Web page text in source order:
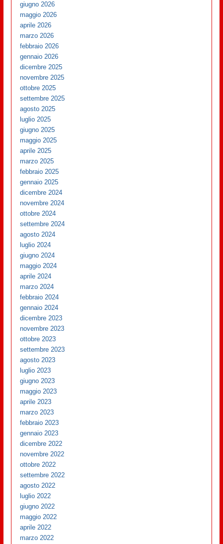
giugno 2026
maggio 2026
aprile 2026
marzo 2026
febbraio 2026
gennaio 2026
dicembre 2025
novembre 2025
ottobre 2025
settembre 2025
agosto 2025
luglio 2025
giugno 2025
maggio 2025
aprile 2025
marzo 2025
febbraio 2025
gennaio 2025
dicembre 2024
novembre 2024
ottobre 2024
settembre 2024
agosto 2024
luglio 2024
giugno 2024
maggio 2024
aprile 2024
marzo 2024
febbraio 2024
gennaio 2024
dicembre 2023
novembre 2023
ottobre 2023
settembre 2023
agosto 2023
luglio 2023
giugno 2023
maggio 2023
aprile 2023
marzo 2023
febbraio 2023
gennaio 2023
dicembre 2022
novembre 2022
ottobre 2022
settembre 2022
agosto 2022
luglio 2022
giugno 2022
maggio 2022
aprile 2022
marzo 2022